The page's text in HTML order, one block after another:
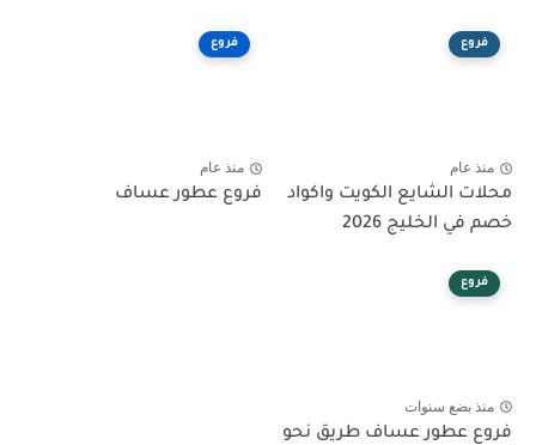
فروع
منذ عام
محلات الشايع الكويت واكواد
خصم في الخليج 2026
فروع
منذ عام
فروع عطور عساف
فروع
منذ بضع سنوات
فروع عطور عساف طريق نحو